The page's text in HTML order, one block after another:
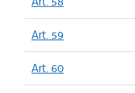
Art. 59
Art. 60